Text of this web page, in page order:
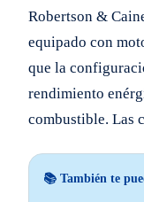
Robertson &
equipado con
que la
rendimiento
combustible. Las
📚 También te